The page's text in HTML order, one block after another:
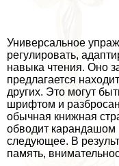
Универсальное
регулировать,
навыка чтения. Оно
предлагается
других. Это могут
шрифтом и
обычная книжная
обводит карандашом
следующее. В
память,